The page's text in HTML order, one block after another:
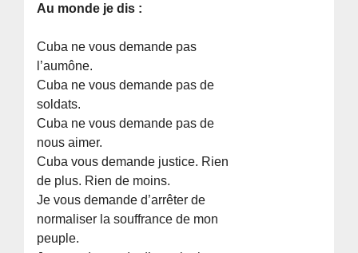
Au monde je dis :
Cuba ne vous demande pas
l’aumône.
Cuba ne vous demande pas de
soldats.
Cuba ne vous demande pas de
nous aimer.
Cuba vous demande justice. Rien
de plus. Rien de moins.
Je vous demande d’arrêter de
normaliser la souffrance de mon
peuple.